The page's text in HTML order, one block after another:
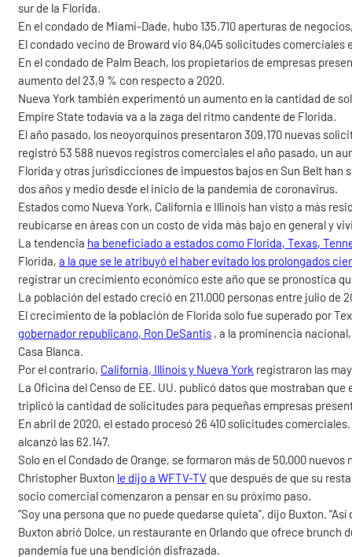
sur de la Florida.
En el condado de Miami-Dade, hubo 135.710 aperturas de
El condado vecino de Broward vio 84,045 solicitudes comerciales
En el condado de Palm Beach, los propietarios de empresas
aumento del 23,9 % con respecto a 2020.
Nueva York también experimentó un aumento en la cantidad de
Empire State todavía va a la zaga del ritmo candente de Florida.
El año pasado, los neoyorquinos presentaron 309,170 nuevas
registró 53 588 nuevos registros comerciales el año pasado, un
Florida y otras jurisdicciones de impuestos bajos en Sun Belt
dos años y medio desde el inicio de la pandemia de coronavirus.
Estados como Nueva York, California e Illinois han visto a más
reubicarse en áreas con un costo de vida más bajo en general y
La tendencia ha beneficiado a estados como Florida, Texas,
Florida,a la que se le atribuyó el haber evitado los prolongados
registrar un crecimiento económico este año que se pronostica
La población del estado creció en 211.000 personas entre julio de
El crecimiento de la población de Florida solo fue superado por
gobernador republicano, Ron DeSantis , a la prominencia
Casa Blanca.
Por el contrario, California, Illinois y Nueva York registraron las
La Oficina del Censo de EE. UU. publicó datos que mostraban
triplicó la cantidad de solicitudes para pequeñas empresas
En abril de 2020, el estado procesó 26 410 solicitudes
alcanzó las 62.147.
Solo en el Condado de Orange, se formaron más de 50,000
Christopher Buxton le dijo a WFTV-TV que después de que su
socio comercial comenzaron a pensar en su próximo paso.
“Soy una persona que no puede quedarse quieta”, dijo Buxton.
Buxton abrió Dolce, un restaurante en Orlando que ofrece brunch
pandemia fue una bendición disfrazada.